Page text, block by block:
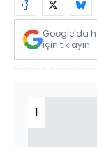
Google’da
için tıklayın
1